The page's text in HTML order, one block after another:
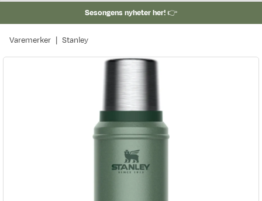
Sesongens nyheter her!👉
Varemerker Stanley